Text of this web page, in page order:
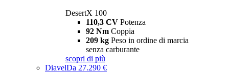
DesertX 100
110,3 CV Potenza
92 Nm Coppia
209 kg Peso in ordine di marcia
senza carburante
scopri di più
DiavelDa 27.290 €